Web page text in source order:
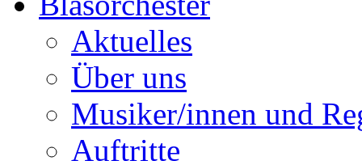
Aktuelles
Über uns
Musiker/innen und
Auftritte